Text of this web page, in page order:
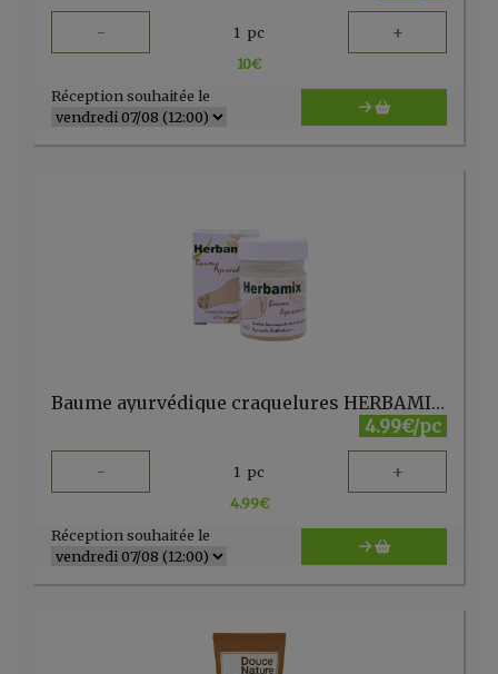
- 1 pc +
10€
Réception souhaitée le
Baume ayurvédique craquelures HERBAMIX 20 gr Kerala Nature
4.99€/pc
- 1 pc +
4.99€
Réception souhaitée le